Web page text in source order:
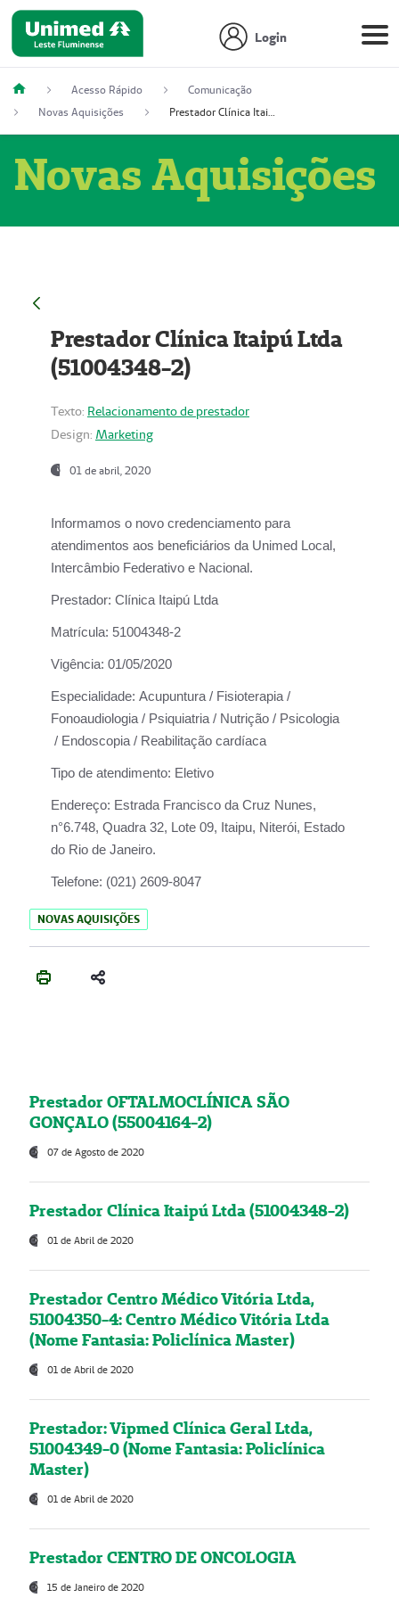
Login
Acesso Rápido
Comunicação
Novas Aquisições
Prestador Clínica Itaipú Ltda (51004348-2)
Novas Aquisições
Prestador Clínica Itaipú Ltda
(51004348-2)
Texto: Relacionamento de prestador
Design: Marketing
01 de abril, 2020
Informamos o novo credenciamento para
atendimentos aos beneficiários da Unimed Local,
Intercâmbio Federativo e Nacional.
Prestador: Clínica Itaipú Ltda
Matrícula: 51004348-2
Vigência: 01/05/2020
Especialidade: Acupuntura / Fisioterapia /
Fonoaudiologia / Psiquiatria / Nutrição / Psicologia
/ Endoscopia / Reabilitação cardíaca
Tipo de atendimento: Eletivo
Endereço: Estrada Francisco da Cruz Nunes,
n°6.748, Quadra 32, Lote 09, Itaipu, Niterói, Estado
do Rio de Janeiro.
Telefone: (021) 2609-8047
NOVAS AQUISIÇÕES
Prestador OFTALMOCLÍNICA SÃO
GONÇALO (55004164-2)
07 de Agosto de 2020
Prestador Clínica Itaipú Ltda (51004348-2)
01 de Abril de 2020
Prestador Centro Médico Vitória Ltda,
51004350-4: Centro Médico Vitória Ltda
(Nome Fantasia: Policlínica Master)
01 de Abril de 2020
Prestador: Vipmed Clínica Geral Ltda,
51004349-0 (Nome Fantasia: Policlínica
Master)
01 de Abril de 2020
Prestador CENTRO DE ONCOLOGIA
15 de Janeiro de 2020